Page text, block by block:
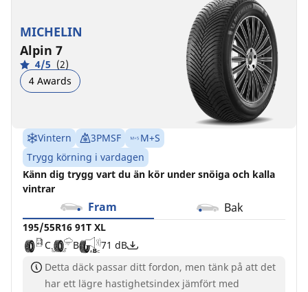
MICHELIN
Alpin 7
4/5 (2)
4 Awards
Vintern 3PMSF
M+S
Trygg körning i vardagen
Känn dig trygg vart du än kör under snöiga och kalla
vintrar
Fram Bak
195/55R16 91T XL
C
B
71 dB
Detta däck passar ditt fordon, men tänk på att det
har ett lägre hastighetsindex jämfört med